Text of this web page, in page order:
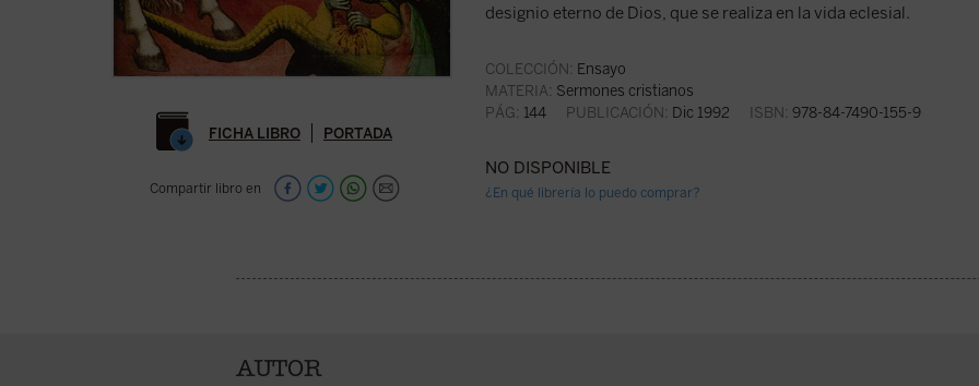
FICHA LIBRO PORTADA
Compartir libro en
designio eterno de Dios, que se realiza en la vida eclesial.
COLECCIÓN: Ensayo
MATERIA: Sermones cristianos
PÁG: 144 PUBLICACIÓN: Dic 1992 ISBN: 978-84-7490-155-9
NO DISPONIBLE
¿En qué librería lo puedo comprar?
AUTOR